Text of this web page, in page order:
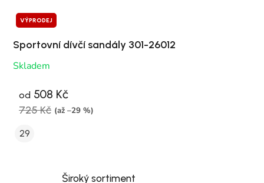
VÝPRODEJ
Sportovní dívčí sandály 301-26012
Skladem
od 508 Kč
725 Kč (až –29 %)
29
Široký sortiment